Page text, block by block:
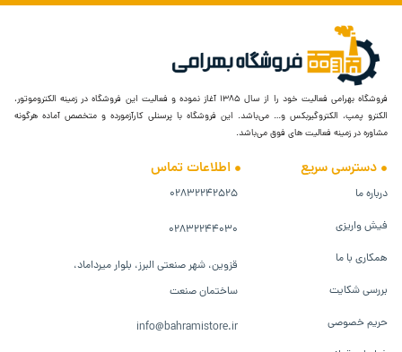
فروشگاه بهرامی فعالیت خود را از سال ۱۳۸۵ آغاز نموده و فعالیت این فروشگاه در زمینه الکتروموتور،
الکترو پمپ، الکتروگیربکس و… می‌باشد. این فروشگاه با پرسنلی کارآزمورده و متخصص آماده هرگونه
مشاوره در زمینه فعالیت های فوق می‌باشد.
دسترسی سریع
درباره ما
فیش واریزی
همکاری با ما
بررسی شکایت
حریم خصوصی
اطلاعات تماس
۰۲۸۳۲۲۴۲۵۲۵
۰۲۸۳۲۲۴۴۰۳۰
قزوین، شهر صنعتی البرز، بلوار میرداماد،
ساختمان صنعت
info@bahramistore.ir